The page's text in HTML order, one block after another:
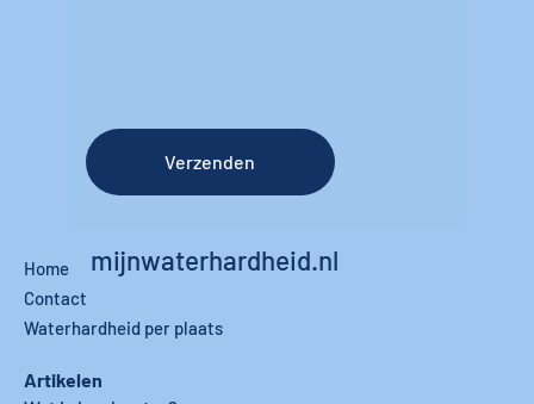
Verzenden
mijnwaterhardheid.nl
Home
Contact
Waterhardheid per plaats
Artikelen